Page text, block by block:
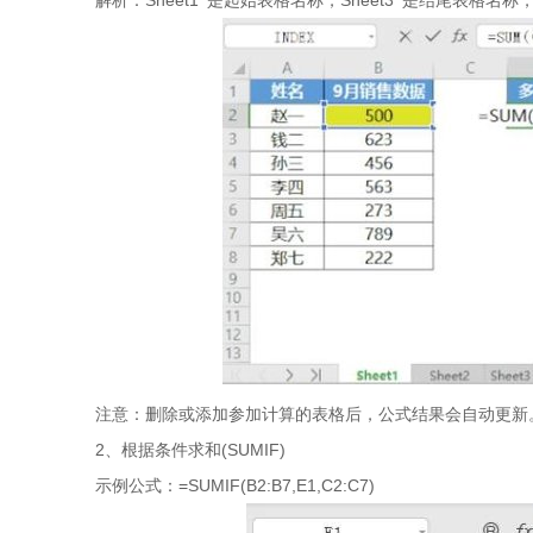
注意：删除或添加参加计算的表格后，公式结果会自动更新
2、根据条件求和(SUMIF)
示例公式：=SUMIF(B2:B7,E1,C2:C7)